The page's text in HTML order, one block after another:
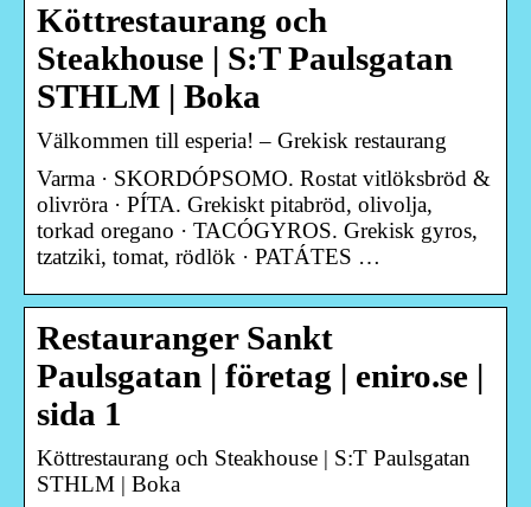
Köttrestaurang och
Steakhouse | S:T Paulsgatan
STHLM | Boka
Välkommen till esperia! – Grekisk restaurang
Varma · SKORDÓPSOMO. Rostat vitlöksbröd &
olivröra · PÍTA. Grekiskt pitabröd, olivolja,
torkad oregano · TACÓGYROS. Grekisk gyros,
tzatziki, tomat, rödlök · PATÁTES …
Restauranger Sankt
Paulsgatan | företag | eniro.se |
sida 1
Köttrestaurang och Steakhouse | S:T Paulsgatan
STHLM | Boka